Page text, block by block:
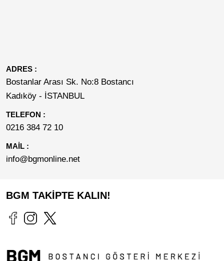
ADRES :
Bostanlar Arası Sk. No:8 Bostancı
Kadıköy - İSTANBUL
TELEFON :
0216 384 72 10
MAİL :
info@bgmonline.net
BGM TAKİPTE KALIN!